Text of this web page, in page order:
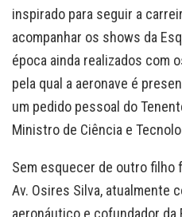
inspirado para seguir a
acompanhar os shows da
época ainda realizados com
pela qual a aeronave é
um pedido pessoal do
Ministro de Ciência e
Sem esquecer de outro filho
Av. Osires Silva, atualmente
aeronáutico e cofundador